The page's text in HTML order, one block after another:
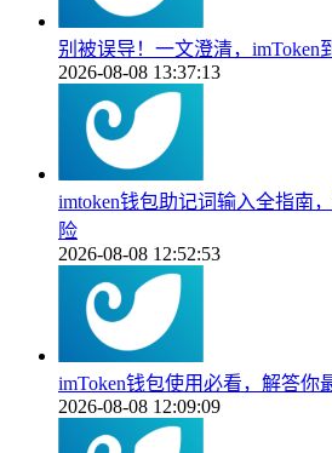
别被误导！一文澄清，imToken
2026-08-08 13:37:13
imtoken钱包助记词输入全指南
险
2026-08-08 12:52:53
imToken钱包使用必看，解答你
2026-08-08 12:09:09